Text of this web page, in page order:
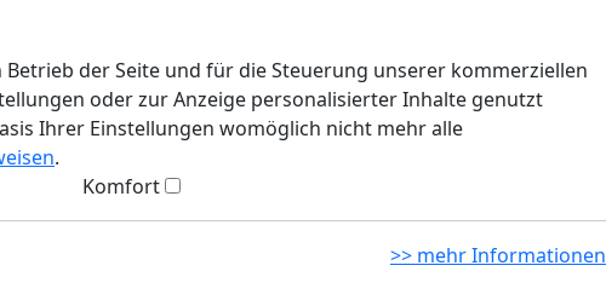
der Seite und für die Steuerung unserer kommerziellen
oder zur Anzeige personalisierter Inhalte genutzt
Ihrer Einstellungen womöglich nicht mehr alle
.
Komfort
>> mehr Informationen